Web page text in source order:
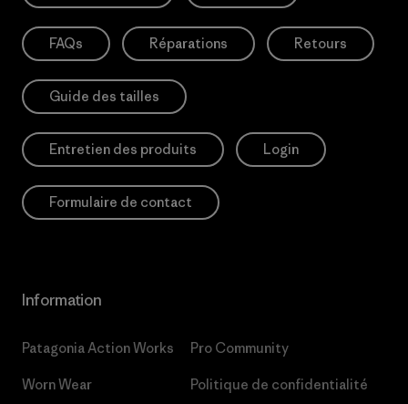
FAQs Réparations Retours
Guide des tailles
Entretien des produits Login
Formulaire de contact
Information
Patagonia Action Works
Worn Wear
Pro Community
Politique de confidentialité